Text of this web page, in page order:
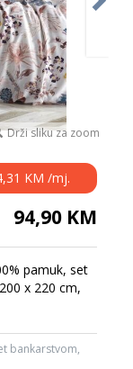
Drži sliku za zoom
KM /mj.
94,90 KM
pamuk, set
x 220 cm,
bankarstvom,